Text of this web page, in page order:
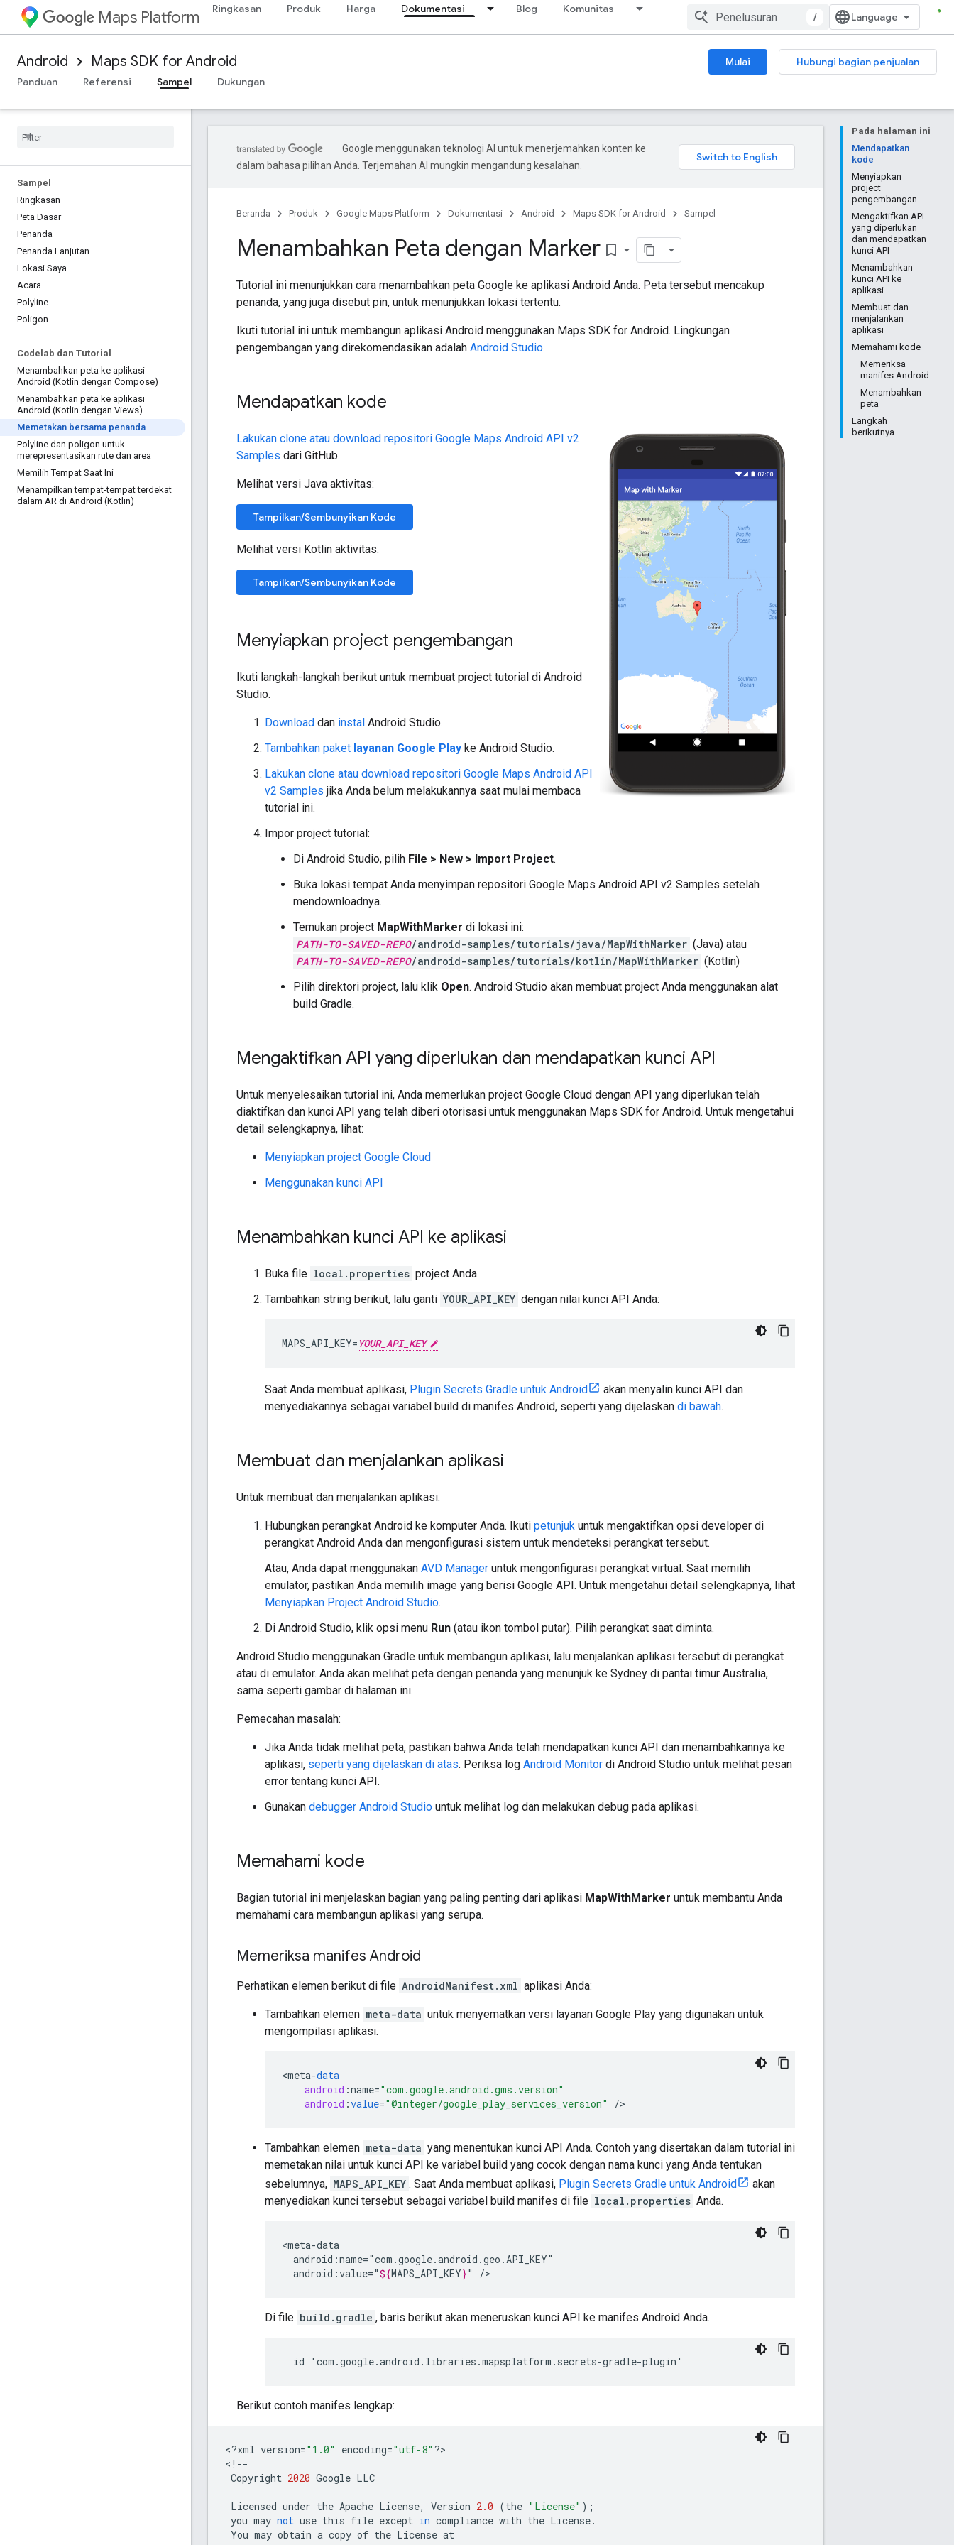
Maps Platform Ringkasan Produk Harga Dokumentasi Blog Komunitas
/
Android Maps SDK for Android Mulai
Hubungi bagian penjualan
Panduan
Referensi Sampel Dukungan
Sampel
Ringkasan
Peta Dasar
Penanda
Penanda Lanjutan
Lokasi Saya
Acara
Polyline
Poligon
Codelab dan Tutorial
Menambahkan peta ke aplikasi
Android (Kotlin dengan Compose)
Menambahkan peta ke aplikasi
Android (Kotlin dengan Views)
Memetakan bersama penanda
Polyline dan poligon untuk
merepresentasikan rute dan area
Memilih Tempat Saat Ini
Menampilkan tempat-tempat terdekat
dalam AR di Android (Kotlin)
Pada halaman ini
Mendapatkan
kode
Menyiapkan
project
pengembangan
Mengaktifkan API
yang diperlukan
dan mendapatkan
kunci API
Menambahkan
kunci API ke
aplikasi
Membuat dan
menjalankan
aplikasi
Memahami kode
Memeriksa
manifes Android
Menambahkan
peta
Langkah
berikutnya
Google menggunakan teknologi AI untuk menerjemahkan konten ke
dalam bahasa pilihan Anda. Terjemahan AI mungkin mengandung kesalahan.
Beranda Produk Google Maps Platform Dokumentasi Android Maps SDK for Android Sampel
Menambahkan Peta dengan Marker bookmark_border
Tutorial ini menunjukkan cara menambahkan peta Google ke aplikasi Android Anda. Peta tersebut mencakup
penanda, yang juga disebut pin, untuk menunjukkan lokasi tertentu.
Ikuti tutorial ini untuk membangun aplikasi Android menggunakan Maps SDK for Android. Lingkungan
pengembangan yang direkomendasikan adalah Android Studio.
Mendapatkan kode
Lakukan clone atau download repositori Google Maps Android API v2
Samples dari GitHub.
Melihat versi Java aktivitas:
Tampilkan/Sembunyikan Kode
Melihat versi Kotlin aktivitas:
Tampilkan/Sembunyikan Kode
Menyiapkan project pengembangan
Ikuti langkah-langkah berikut untuk membuat project tutorial di Android
Studio.
Download dan instal Android Studio.
Tambahkan paket layanan Google Play ke Android Studio.
Lakukan clone atau download repositori Google Maps Android API
v2 Samples jika Anda belum melakukannya saat mulai membaca
tutorial ini.
Impor project tutorial:
Di Android Studio, pilih File > New > Import Project.
Buka lokasi tempat Anda menyimpan repositori Google Maps Android API v2 Samples setelah
mendownloadnya.
Temukan project MapWithMarker di lokasi ini:
PATH-TO-SAVED-REPO/android-samples/tutorials/java/MapWithMarker (Java) atau
PATH-TO-SAVED-REPO/android-samples/tutorials/kotlin/MapWithMarker (Kotlin)
Pilih direktori project, lalu klik Open. Android Studio akan membuat project Anda menggunakan alat
build Gradle.
Mengaktifkan API yang diperlukan dan mendapatkan kunci API
Untuk menyelesaikan tutorial ini, Anda memerlukan project Google Cloud dengan API yang diperlukan telah
diaktifkan dan kunci API yang telah diberi otorisasi untuk menggunakan Maps SDK for Android. Untuk mengetahui
detail selengkapnya, lihat:
Menyiapkan project Google Cloud
Menggunakan kunci API
Menambahkan kunci API ke aplikasi
Buka file local.properties project Anda.
Tambahkan string berikut, lalu ganti YOUR_API_KEY dengan nilai kunci API Anda:
MAPS_API_KEY= YOUR_API_KEY
Saat Anda membuat aplikasi, Plugin Secrets Gradle untuk Android
akan menyalin kunci API dan
menyediakannya sebagai variabel build di manifes Android, seperti yang dijelaskan di bawah.
Membuat dan menjalankan aplikasi
Untuk membuat dan menjalankan aplikasi:
Hubungkan perangkat Android ke komputer Anda. Ikuti petunjuk untuk mengaktifkan opsi developer di
perangkat Android Anda dan mengonfigurasi sistem untuk mendeteksi perangkat tersebut.
Atau, Anda dapat menggunakan AVD Manager untuk mengonfigurasi perangkat virtual. Saat memilih
emulator, pastikan Anda memilih image yang berisi Google API. Untuk mengetahui detail selengkapnya, lihat
Menyiapkan Project Android Studio.
Di Android Studio, klik opsi menu Run (atau ikon tombol putar). Pilih perangkat saat diminta.
Android Studio menggunakan Gradle untuk membangun aplikasi, lalu menjalankan aplikasi tersebut di perangkat
atau di emulator. Anda akan melihat peta dengan penanda yang menunjuk ke Sydney di pantai timur Australia,
sama seperti gambar di halaman ini.
Pemecahan masalah:
Jika Anda tidak melihat peta, pastikan bahwa Anda telah mendapatkan kunci API dan menambahkannya ke
aplikasi, seperti yang dijelaskan di atas. Periksa log Android Monitor di Android Studio untuk melihat pesan
error tentang kunci API.
Gunakan debugger Android Studio untuk melihat log dan melakukan debug pada aplikasi.
Memahami kode
Bagian tutorial ini menjelaskan bagian yang paling penting dari aplikasi MapWithMarker untuk membantu Anda
memahami cara membangun aplikasi yang serupa.
Memeriksa manifes Android
Perhatikan elemen berikut di file AndroidManifest.xml aplikasi Anda:
Tambahkan elemen meta-data untuk menyematkan versi layanan Google Play yang digunakan untuk
mengompilasi aplikasi.
<meta-data
android :name="com.google.android.gms.version"
android :value="@integer/google_play_services_version" /
Tambahkan elemen meta-data yang menentukan kunci API Anda. Contoh yang disertakan dalam tutorial ini
memetakan nilai untuk kunci API ke variabel build yang cocok dengan nama kunci yang Anda tentukan
sebelumnya, MAPS_API_KEY . Saat Anda membuat aplikasi, Plugin Secrets Gradle untuk Android
akan
menyediakan kunci tersebut sebagai variabel build manifes di file local.properties Anda.
android:value="${MAPS_API_KEY}"
Di file build.gradle , baris berikut akan meneruskan kunci API ke manifes Android Anda.
Berikut contoh manifes lengkap:
<?xml version="1.0" encoding="utf-8" ?>
< !--
Copyright 2020 Google LLC
Licensed under the Apache License, Version 2.0 (the "License" );
you may not use this file except in compliance with the License.
You may obtain a copy of the License at